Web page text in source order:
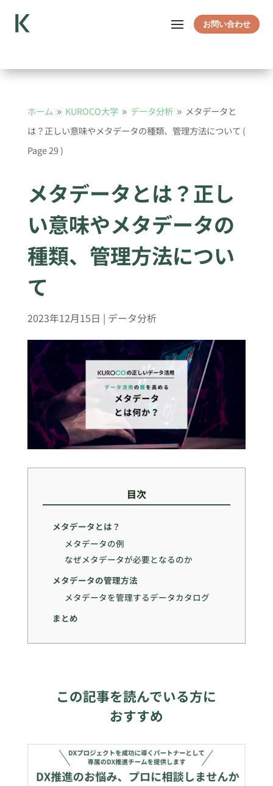
お問い合わせ
ホーム 9 KUROCO大学 9 データ分析 9 メタデータと
は？正しい意味やメタデータの種類、管理方法について (
Page 29 )
メタデータとは？正し
い意味やメタデータの
種類、管理方法につい
て
2023年12月15日 | データ分析
目次
メタデータとは？
メタデータの例
なぜメタデータが必要となるのか
メタデータの管理方法
メタデータを管理するデータカタログ
まとめ
この記事を読んでいる方に
おすすめ